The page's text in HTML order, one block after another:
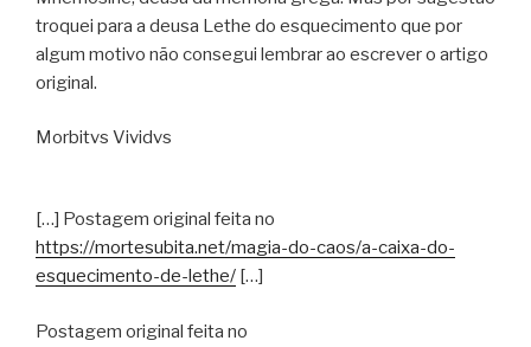
troquei para a deusa Lethe do esquecimento que por
algum motivo não consegui lembrar ao escrever o artigo
original.
Morbitvs Vividvs
[…] Postagem original feita no
https://mortesubita.net/magia-do-caos/a-caixa-do-
esquecimento-de-lethe/ […]
Postagem original feita no